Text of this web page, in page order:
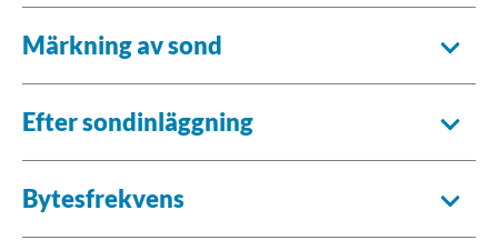
Märkning av sond
Efter sondinläggning
Bytesfrekvens